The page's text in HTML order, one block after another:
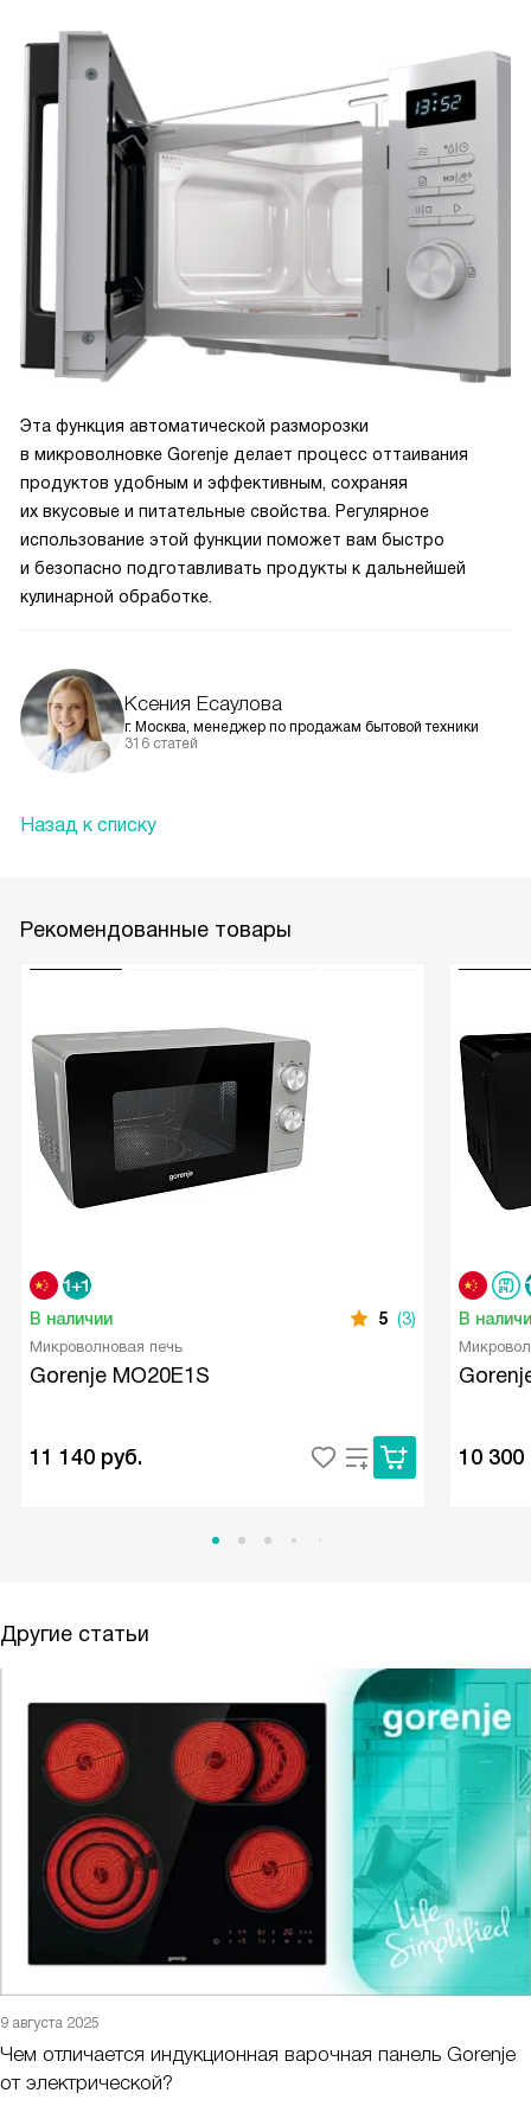
Эта функция автоматической разморозки
в микроволновке Gorenje делает процесс оттаивания
продуктов удобным и эффективным, сохраняя
их вкусовые и питательные свойства. Регулярное
использование этой функции поможет вам быстро
и безопасно подготавливать продукты к дальнейшей
кулинарной обработке.
Ксения Есаулова
г. Москва, менеджер по продажам бытовой техники
316 статей
Назад к списку
Рекомендованные товары
В наличии 5 (3)
Микроволновая печь
Gorenje MO20E1S
11 140 руб.
В
10 300
Другие статьи
9 августа 2025
Чем отличается индукционная варочная панель Gorenje
от электрической?